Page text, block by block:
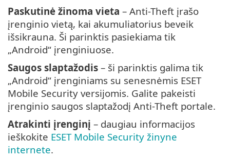
Paskutinė žinoma vieta – Anti-Theft įrašo
įrenginio vietą, kai akumuliatorius beveik
išsikrauna. Ši parinktis pasiekiama tik
„Android“ įrenginiuose.
Saugos slaptažodis – ši parinktis galima tik
„Android“ įrenginiams su senesnėmis ESET
Mobile Security versijomis. Galite pakeisti
įrenginio saugos slaptažodį Anti-Theft portale.
Atrakinti įrenginį – daugiau informacijos
ieškokite ESET Mobile Security žinyne
internete.